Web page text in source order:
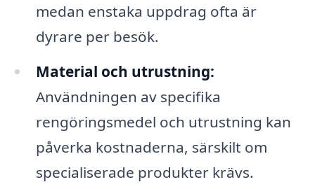
medan enstaka uppdrag ofta är
dyrare per besök.
Material och utrustning:
Användningen av specifika
rengöringsmedel och utrustning kan
påverka kostnaderna, särskilt om
specialiserade produkter krävs.